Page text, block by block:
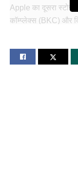
Apple का दूसरा स्टोर
कॉम्प्लेक्स (BKC) और
इस नए स्टोर के खुलने के